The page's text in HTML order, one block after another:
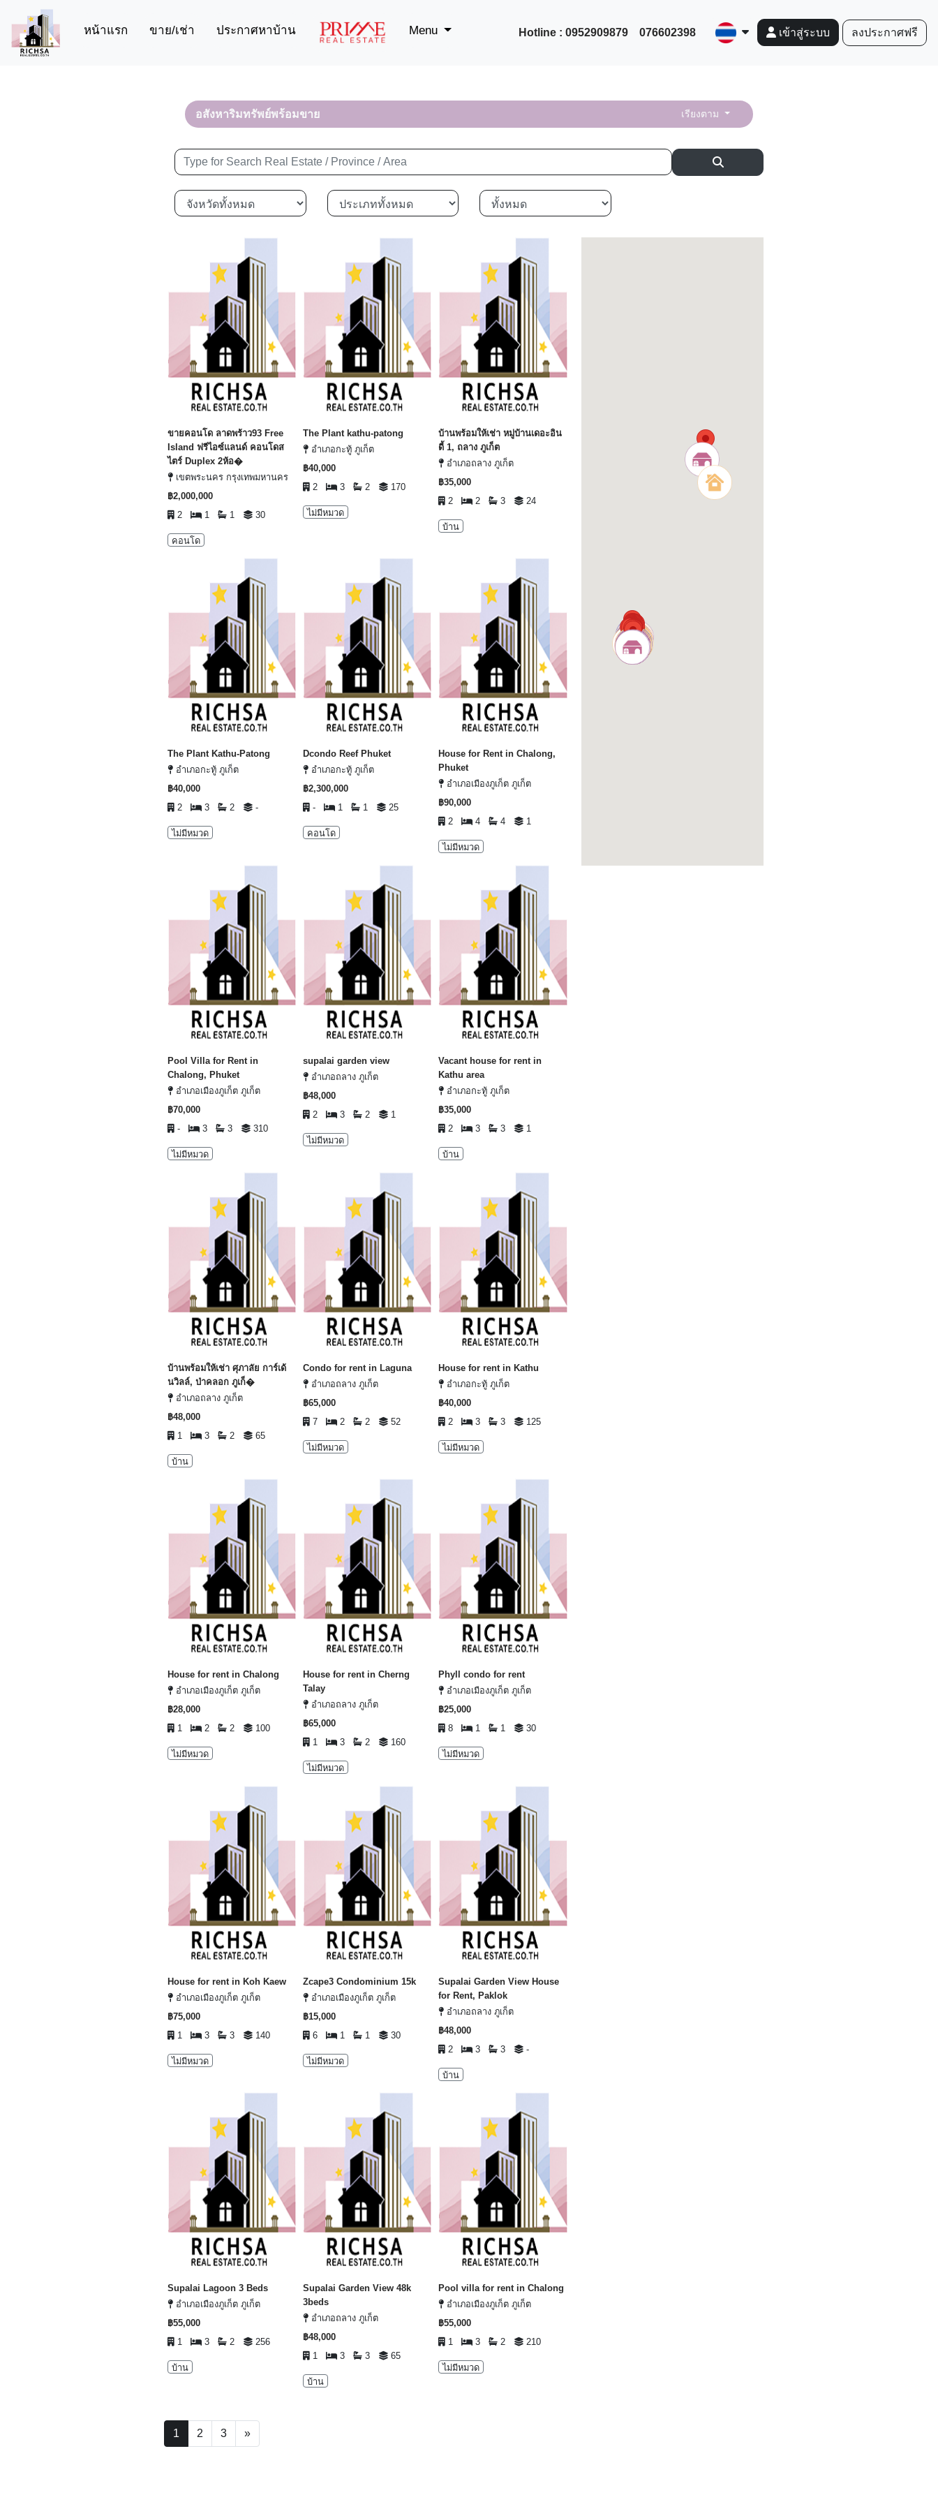
หน้าแรก (current)
ขาย/เช่า ประกาศหาบ้าน Menu Hotline : 0952909879 076602398 เข้าสู่ระบบ ลงประกาศฟรี
อสังหาริมทรัพย์พร้อมขาย เรียงตาม
ขายคอนโด ลาดพร้าว93 Free
Island ฟรีไอซ์แลนด์ คอนโดส
ไตร์ Duplex 2ห้อ�
เขตพระนคร กรุงเทพมหานคร
฿2,000,000
2
1 1 30
คอนโด
The Plant kathu-patong
อำเภอกะทู้ ภูเก็ต
฿40,000
2
3 2 170
ไม่มีหมวด
บ้านพร้อมให้เช่า หมู่บ้านเดอะอิน
ดี้ 1, ถลาง ภูเก็ต
อำเภอถลาง ภูเก็ต
฿35,000
2
2 3 24
บ้าน
The Plant Kathu-Patong
อำเภอกะทู้ ภูเก็ต
฿40,000
2
3 2 -
ไม่มีหมวด
Dcondo Reef Phuket
อำเภอกะทู้ ภูเก็ต
฿2,300,000
-
1 1 25
คอนโด
House for Rent in Chalong,
Phuket
อำเภอเมืองภูเก็ต ภูเก็ต
฿90,000
2
4 4 1
ไม่มีหมวด
Pool Villa for Rent in
Chalong, Phuket
อำเภอเมืองภูเก็ต ภูเก็ต
฿70,000
-
3 3 310
ไม่มีหมวด
supalai garden view
อำเภอถลาง ภูเก็ต
฿48,000
2
3 2 1
ไม่มีหมวด
Vacant house for rent in
Kathu area
อำเภอกะทู้ ภูเก็ต
฿35,000
2
3 3 1
บ้าน
บ้านพร้อมให้เช่า ศุภาลัย การ์เด้
นวิลล์, ป่าคลอก ภูเก็�
อำเภอถลาง ภูเก็ต
฿48,000
1
3 2 65
บ้าน
Condo for rent in Laguna
อำเภอถลาง ภูเก็ต
฿65,000
7
2 2 52
ไม่มีหมวด
House for rent in Kathu
อำเภอกะทู้ ภูเก็ต
฿40,000
2
3 3 125
ไม่มีหมวด
House for rent in Chalong
อำเภอเมืองภูเก็ต ภูเก็ต
฿28,000
1
2 2 100
ไม่มีหมวด
House for rent in Cherng
Talay
อำเภอถลาง ภูเก็ต
฿65,000
1
3 2 160
ไม่มีหมวด
Phyll condo for rent
อำเภอเมืองภูเก็ต ภูเก็ต
฿25,000
8
1 1 30
ไม่มีหมวด
House for rent in Koh Kaew
อำเภอเมืองภูเก็ต ภูเก็ต
฿75,000
1
3 3 140
ไม่มีหมวด
Zcape3 Condominium 15k
อำเภอเมืองภูเก็ต ภูเก็ต
฿15,000
6
1 1 30
ไม่มีหมวด
Supalai Garden View House
for Rent, Paklok
อำเภอถลาง ภูเก็ต
฿48,000
2
3 3 -
บ้าน
Supalai Lagoon 3 Beds
อำเภอเมืองภูเก็ต ภูเก็ต
฿55,000
1
3 2 256
บ้าน
Supalai Garden View 48k
3beds
อำเภอถลาง ภูเก็ต
฿48,000
1
3 3 65
บ้าน
Pool villa for rent in Chalong
อำเภอเมืองภูเก็ต ภูเก็ต
฿55,000
1
3 2 210
ไม่มีหมวด
1 (current)
2 3 »